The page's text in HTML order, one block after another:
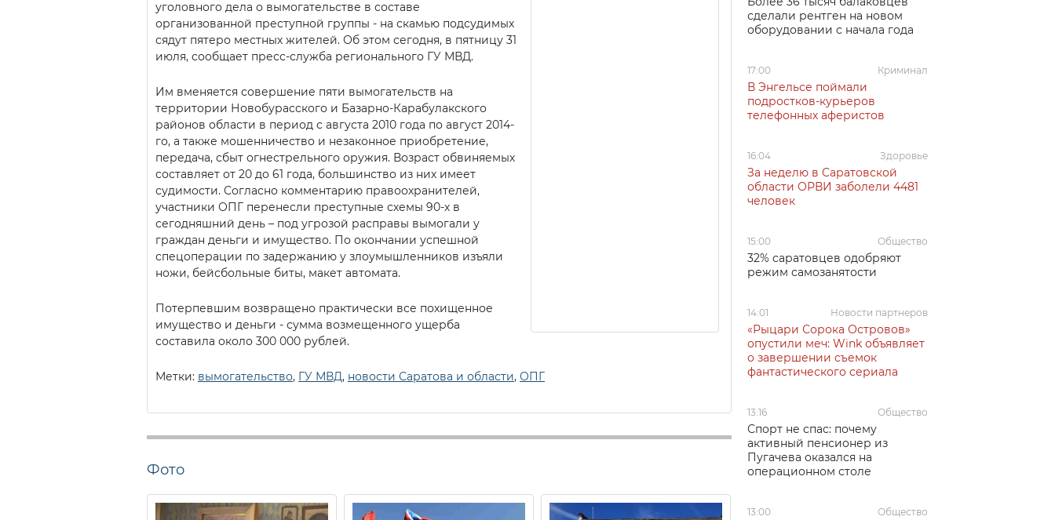
уголовного дела о вымогательстве в составе
организованной преступной группы - на скамью подсудимых
сядут пятеро местных жителей. Об этом сегодня, в пятницу 31
июля, сообщает пресс-служба регионального ГУ МВД.
Им вменяется совершение пяти вымогательств на
территории Новобурасского и Базарно-Карабулакского
районов области в период с августа 2010 года по август 2014-
го, а также мошенничество и незаконное приобретение,
передача, сбыт огнестрельного оружия. Возраст обвиняемых
составляет от 20 до 61 года, большинство из них имеет
судимости. Согласно комментарию правоохранителей,
участники ОПГ перенесли преступные схемы 90-х в
сегодняшний день – под угрозой расправы вымогали у
граждан деньги и имущество. По окончании успешной
спецоперации по задержанию у злоумышленников изъяли
ножи, бейсбольные биты, макет автомата.
Потерпевшим возвращено практически все похищенное
имущество и деньги - сумма возмещенного ущерба
составила около 300 000 рублей.
Метки: вымогательство, ГУ МВД, новости Саратова и области, ОПГ
Фото
сделали рентген на новом
оборудовании с начала года
17:00 Криминал
В Энгельсе поймали
подростков-курьеров
телефонных аферистов
16:04 Здоровье
За неделю в Саратовской
области ОРВИ заболели 4481
человек
15:00 Общество
32% саратовцев одобряют
режим самозанятости
14:01 Новости партнеров
«Рыцари Сорока Островов»
опустили меч: Wink объявляет
о завершении съемок
фантастического сериала
13:16 Общество
Спорт не спас: почему
активный пенсионер из
Пугачева оказался на
операционном столе
13:00 Общество